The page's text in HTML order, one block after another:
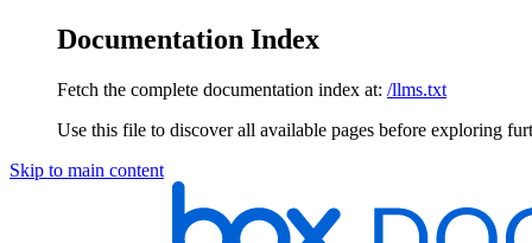
Documentation Index
Fetch the complete documentation index at: /llms.txt
Use this file to discover all available pages before exploring
Skip to main content